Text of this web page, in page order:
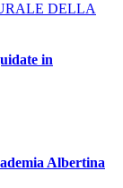
DELLA
in
Albertina